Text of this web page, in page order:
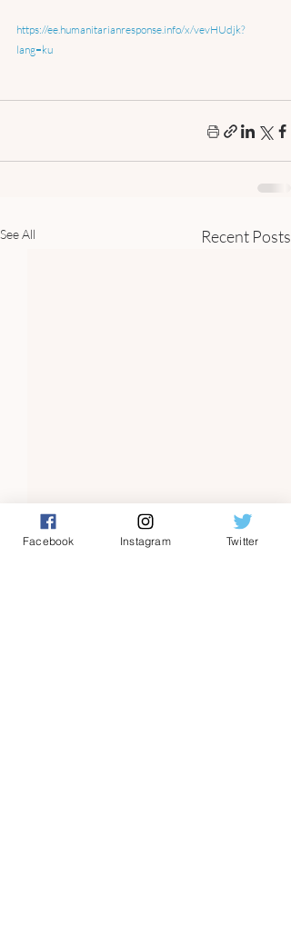
https://ee.humanitarianresponse.info/x/vevHUdjk?
lang=ku
Recent Posts
See All
Facebook Instagram Twitter